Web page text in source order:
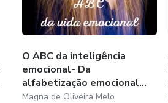
O ABC da inteligência
emocional- Da
alfabetização emocional...
Magna de Oliveira Melo